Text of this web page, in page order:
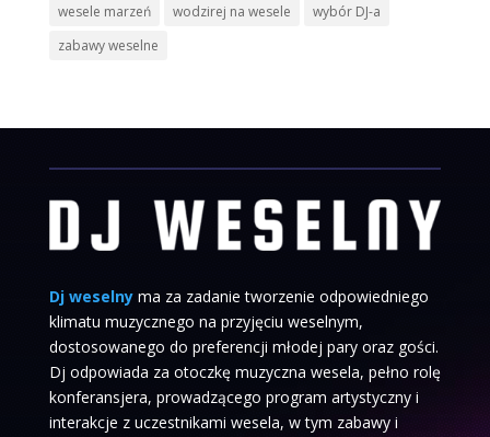
wesele marzeń
wodzirej na wesele
wybór DJ-a
zabawy weselne
Dj weselnyma za zadanie tworzenie odpowiedniego
klimatu muzycznego na przyjęciu weselnym,
dostosowanego do preferencji młodej pary oraz gości.
Dj odpowiada za otoczkę muzyczna wesela, pełno rolę
konferansjera, prowadzącego program artystyczny i
interakcje z uczestnikami wesela, w tym zabawy i